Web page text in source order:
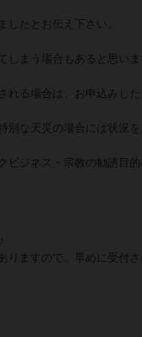
たとお伝え下さい。
しまう場合もあると思い
れる場合は、お申込みし
別な天災の場合には状況
ビジネス・宗教の勧誘目
りますので、早めに受付